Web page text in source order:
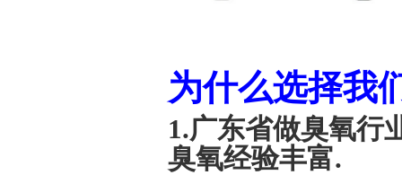
为什么选择我
1.广东省做臭氧行
臭氧经验丰富.